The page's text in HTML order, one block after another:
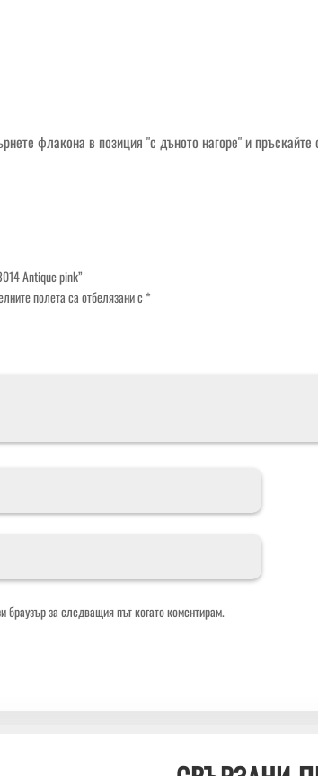
флакона в позиция "с дъното нагоре" и пръскайте
Antique pink”
полета са отбелязани с*
браузър за следващия път когато коментирам.